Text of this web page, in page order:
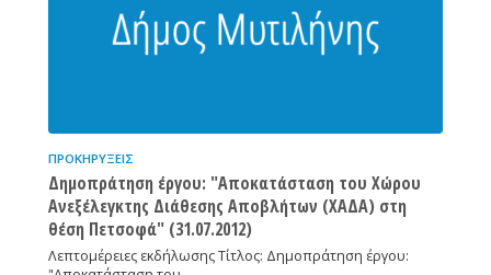
ΠΡΟΚΗΡΎΞΕΙΣ
Δημοπράτηση έργου: "Αποκατάσταση του Χώρου
Ανεξέλεγκτης Διάθεσης Αποβλήτων (ΧΑΔΑ) στη
θέση Πετσοφά" (31.07.2012)
Λεπτομέρειες εκδήλωσης Τίτλος: Δημοπράτηση έργου: